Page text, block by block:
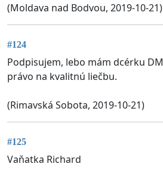
(Moldava nad Bodvou, 2019-10-21)
#124
Podpisujem, lebo mám dcérku
právo na kvalitnú liečbu.
(Rimavská Sobota, 2019-10-21)
#125
Vaňatka Richard